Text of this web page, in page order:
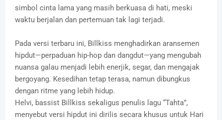
simbol cinta lama yang masih berkuasa di hati, meski
waktu berjalan dan pertemuan tak lagi terjadi.
Pada versi terbaru ini, Billkiss menghadirkan aransemen
hipdut—perpaduan hip-hop dan dangdut—yang mengubah
nuansa galau menjadi lebih enerjik, segar, dan mengajak
bergoyang. Kesedihan tetap terasa, namun dibungkus
dengan ritme yang lebih hidup.
Helvi, bassist Billkiss sekaligus penulis lagu “Tahta”,
menyebut versi hipdut ini dirilis secara khusus untuk Hari